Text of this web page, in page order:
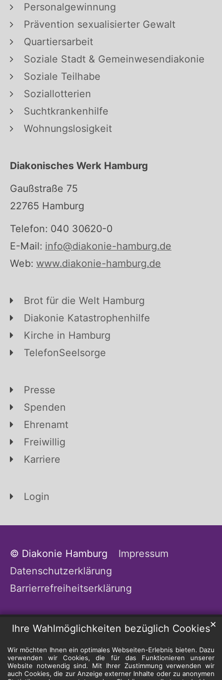
Ihre Wahlmöglichkeiten bezüglich Cookies
Wir möchten Ihnen ein optimales Webseiten-Erlebnis bieten. Dazu
verwenden wir Cookies, die für das Funktionieren unserer
Website notwendig sind. Mit Ihrer Zustimmung verwenden wir
auch Cookies, die zur Anzeige externer Inhalte oder zu anonymen
✕
Personalgewinnung
Prävention sexualisierter Gewalt
Quartiersarbeit
Soziale Stadt & Gemeinwesendiakonie
Soziale Teilhabe
Soziallotterien
Suchtkrankenhilfe
Wohnungslosigkeit
Diakonisches Werk Hamburg
Gaußstraße 75
22765 Hamburg
Telefon: 040 30620-0
E-Mail: info@diakonie-hamburg.de
Web: www.diakonie-hamburg.de
Brot für die Welt Hamburg
Diakonie Katastrophenhilfe
Kirche in Hamburg
TelefonSeelsorge
Presse
Spenden
Ehrenamt
Freiwillig
Karriere
Login
© Diakonie Hamburg
Impressum
Datenschutzerklärung
Barrierrefreiheitserklärung